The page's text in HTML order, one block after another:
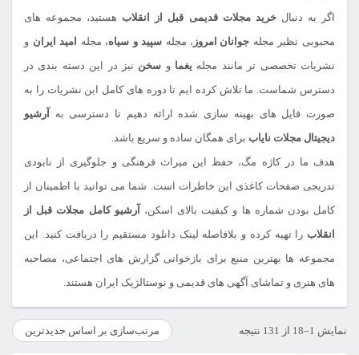
اگر به دنبالخرید مجلات قدیمی قبل از انقلاب هستید، مجموعه های
محبوبی نظیر مجله جوانان امروز ، مجله سپید و سیاه، مجله امید ایران و
نشریات تخصصی تر مانند مجله یغما و سخن نیز در این دسته بندی در
دسترس شماست. ما تلاش کرده ایم تا دوره های کامل این نشریات را به
صورت فایل های بهینه سازی شده ارائه دهیم تا دسترسی به
آرشیو
دیجیتال مجلات نایاب برای همگان ساده و سریع باشد.
هدف ما در کاژه مگ، حفظ این میراث فرهنگی و جلوگیری از نابودی
تدریجی صفحات کاغذی این خاطرات است. شما می توانید با اطمینان از
کامل بودن شماره ها و کیفیت بالای اسکن،
آرشیو کامل مجلات قبل از
انقلاب را تهیه کرده و بلافاصله لینک دانلود مستقیم را دریافت کنید. این
مجموعه ها بهترین منبع برای بازخوانی گزارش های اجتماعی، مصاحبه
های هنری و تماشای آگهی های قدیمی و نوستالژیک ایران هستند.
نمایش 1–18 از 131 نتیجه